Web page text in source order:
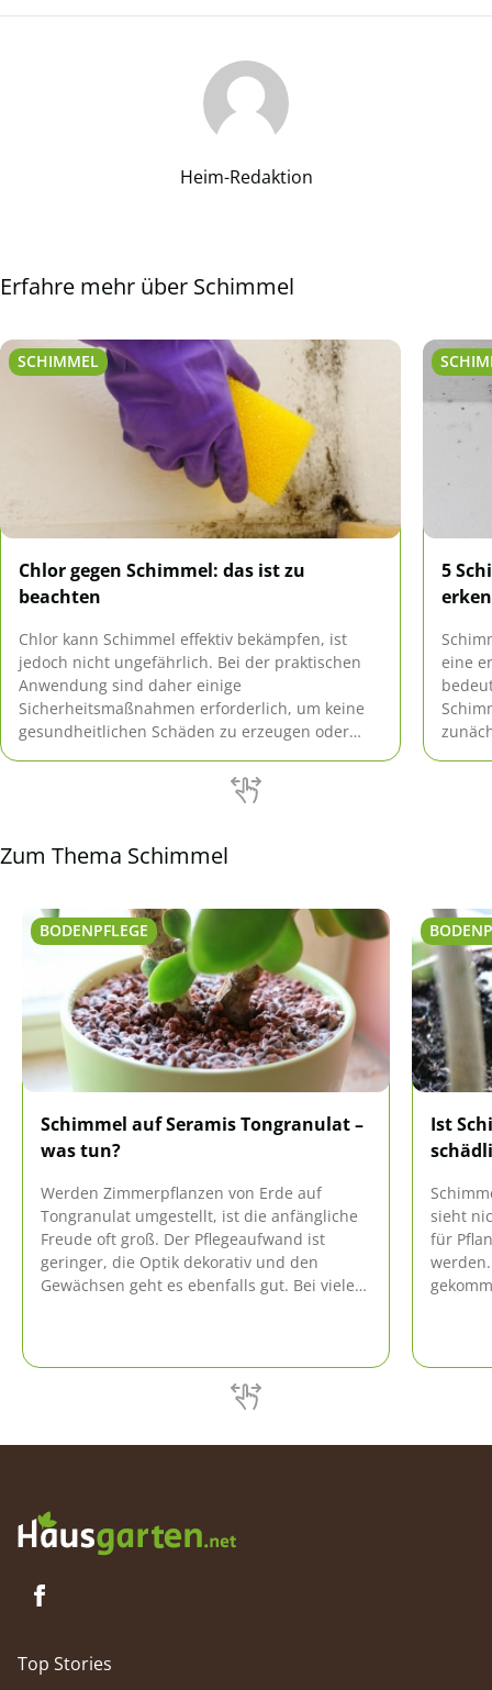
Heim-Redaktion
Erfahre mehr über Schimmel
SCHIMMEL
Chlor gegen Schimmel: das ist zu
beachten
Chlor kann Schimmel effektiv bekämpfen, ist
jedoch nicht ungefährlich. Bei der praktischen
Anwendung sind daher einige
Sicherheitsmaßnahmen erforderlich, um keine
gesundheitlichen Schäden zu erzeugen oder
es bei der Beseitigung von Schimmel mit Chlor
5
eine
Zum Thema Schimmel
BODENPFLEGE
Schimmel auf Seramis Tongranulat –
was tun?
Werden Zimmerpflanzen von Erde auf
Tongranulat umgestellt, ist die anfängliche
Freude oft groß. Der Pflegeaufwand ist
geringer, die Optik dekorativ und den
Gewächsen geht es ebenfalls gut. Bei vielen
Ist
sieht
für
Top Stories